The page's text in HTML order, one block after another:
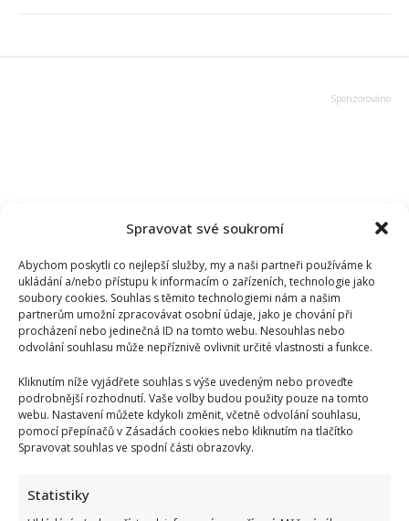
Spravovat své soukromí
Abychom poskytli co nejlepší služby, my a naši partneři používáme k
ukládání a/nebo přístupu k informacím o zařízeních, technologie jako
soubory cookies. Souhlas s těmito technologiemi nám a našim
partnerům umožní zpracovávat osobní údaje, jako je chování při
procházení nebo jedinečná ID na tomto webu. Nesouhlas nebo
odvolání souhlasu může nepříznivě ovlivnit určité vlastnosti a funkce.
Kliknutím níže vyjádřete souhlas s výše uvedeným nebo proveďte
podrobnější rozhodnutí. Vaše volby budou použity pouze na tomto
webu. Nastavení můžete kdykoli změnit, včetně odvolání souhlasu,
pomocí přepínačů v Zásadách cookies nebo kliknutím na tlačítko
Spravovat souhlas ve spodní části obrazovky.
Statistiky